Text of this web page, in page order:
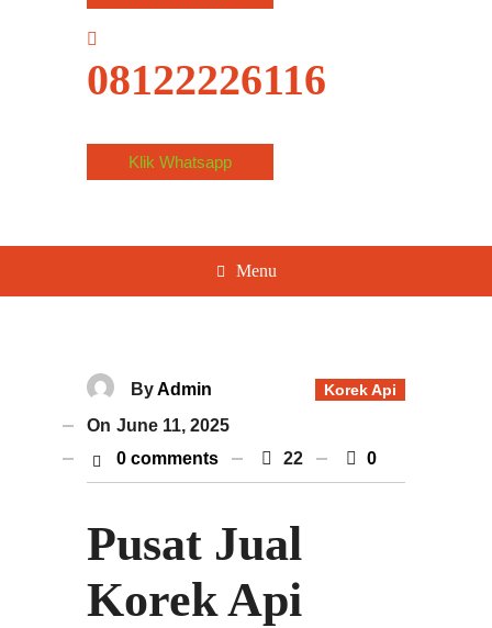
08122226116
Klik Whatsapp
Menu
Korek Api
ByAdmin
On June 11, 2025
0 comments
22 0
Pusat Jual
Korek Api